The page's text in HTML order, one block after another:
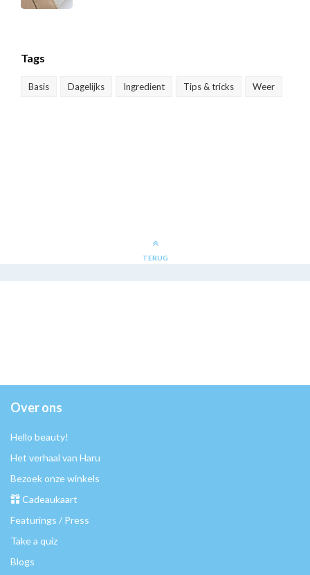
Tags
Basis Dagelijks Ingredient Tips & tricks Weer
TERUG
Over ons
Hello beauty!
Het verhaal van Haru
Bezoek onze winkels
Cadeaukaart
Featurings / Press
Take a quiz
Blogs